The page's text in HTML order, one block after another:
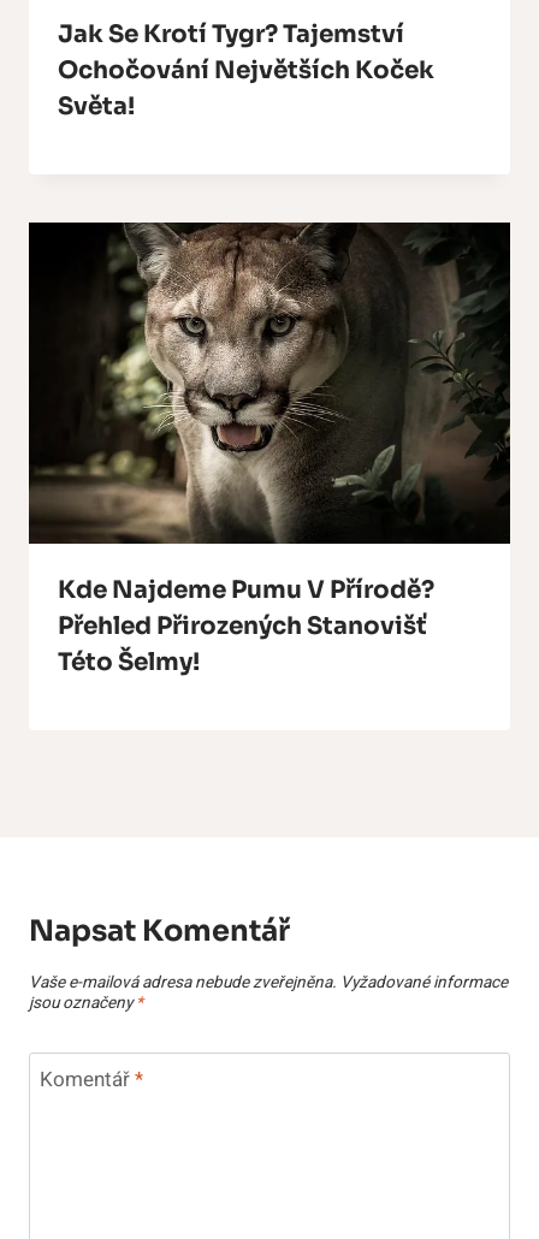
Jak Se Krotí Tygr? Tajemství
Ochočování Největších Koček
Světa!
Kde Najdeme Pumu V Přírodě?
Přehled Přirozených Stanovišť
Této Šelmy!
Napsat Komentář
Vaše e-mailová adresa nebude zveřejněna. Vyžadované informace
jsou označeny*
Komentář*